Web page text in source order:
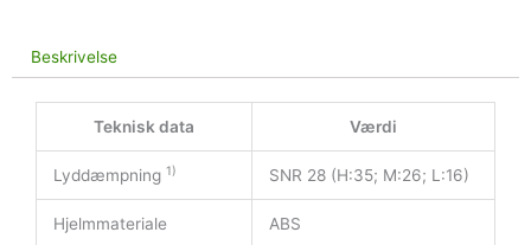
Beskrivelse
Teknisk data Værdi
Lyddæmpning 1) SNR 28 (H:35; M:26; L:16)
Hjelmmateriale ABS